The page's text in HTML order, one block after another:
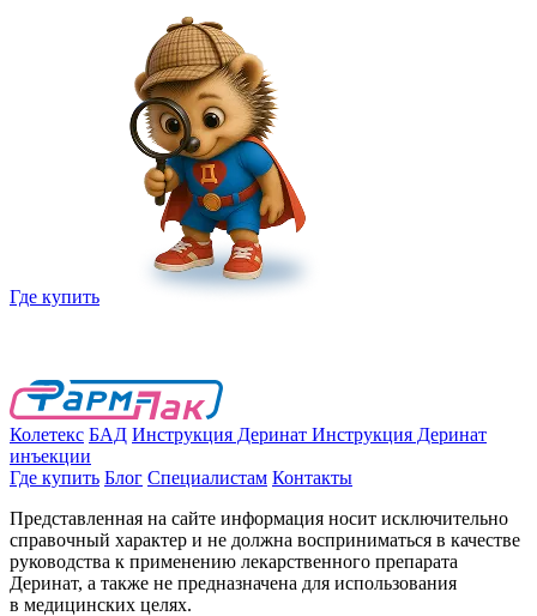
Где купить
Колетекс БАД Инструкция Деринат Инструкция Деринат
инъекции
Где купить Блог Специалистам Контакты
Представленная на сайте информация носит исключительно
справочный характер и не должна восприниматься в качестве
руководства к применению лекарственного препарата
Деринат, а также не предназначена для использования
в медицинских целях.